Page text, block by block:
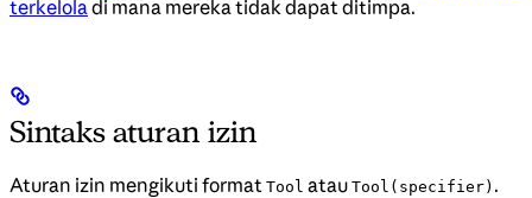
terkelola di mana mereka tidak dapat ditimpa.
Sintaks aturan izin
Aturan izin mengikuti format Tool atau Tool(specifier) .